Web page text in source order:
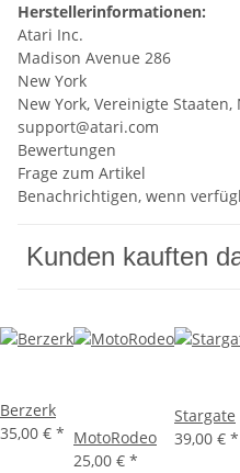
Herstellerinformationen:
Atari Inc.
Madison Avenue 286
New York
New York, Vereinigte Staaten,
support@atari.com
Bewertungen
Frage zum Artikel
Benachrichtigen, wenn
Kunden kauften
Berzerk
35,00 € * MotoRodeo
25,00 € *
Stargate
39,00 € *